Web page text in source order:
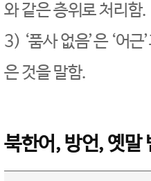
와 같은 층위로 처리함.
3) ‘품사 없음’은 ‘어
은 것을 말함.
북한어, 방언, 옛말